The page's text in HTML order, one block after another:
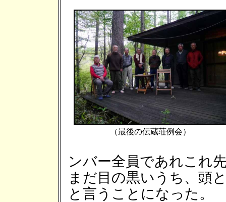
（最後の伝蔵荘例会）
ンバー全員であれこれ
まだ目の黒いうち、頭
と言うことになった。